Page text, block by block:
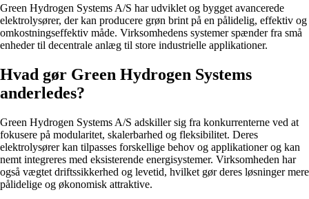
Green Hydrogen Systems A/S har udviklet og bygget avancerede
elektrolysører, der kan producere grøn brint på en pålidelig, effektiv og
omkostningseffektiv måde. Virksomhedens systemer spænder fra små
enheder til decentrale anlæg til store industrielle applikationer.
Hvad gør Green Hydrogen Systems
anderledes?
Green Hydrogen Systems A/S adskiller sig fra konkurrenterne ved at
fokusere på modularitet, skalerbarhed og fleksibilitet. Deres
elektrolysører kan tilpasses forskellige behov og applikationer og kan
nemt integreres med eksisterende energisystemer. Virksomheden har
også vægtet driftssikkerhed og levetid, hvilket gør deres løsninger mere
pålidelige og økonomisk attraktive.